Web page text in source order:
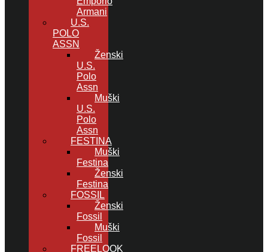
Armani
U.S.
POLO
ASSN
Ženski
U.S.
Polo
Assn
Muški
U.S.
Polo
Assn
FESTINA
Muški
Festina
Ženski
Festina
FOSSIL
Ženski
Fossil
Muški
Fossil
FREELOOK